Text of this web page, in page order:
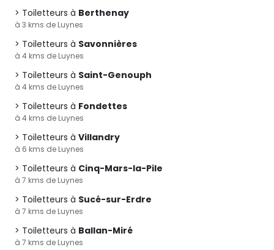
Toiletteurs à Berthenay
à 3 kms de Luynes
Toiletteurs à Savonnières
à 4 kms de Luynes
Toiletteurs à Saint-Genouph
à 4 kms de Luynes
Toiletteurs à Fondettes
à 4 kms de Luynes
Toiletteurs à Villandry
à 6 kms de Luynes
Toiletteurs à Cinq-Mars-la-Pile
à 7 kms de Luynes
Toiletteurs à Sucé-sur-Erdre
à 7 kms de Luynes
Toiletteurs à Ballan-Miré
à 7 kms de Luynes